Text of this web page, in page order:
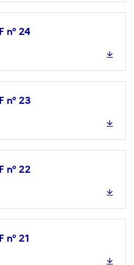
n° 24
n° 23
n° 22
21